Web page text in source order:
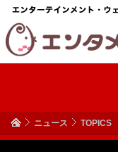
ニュース TOPICS